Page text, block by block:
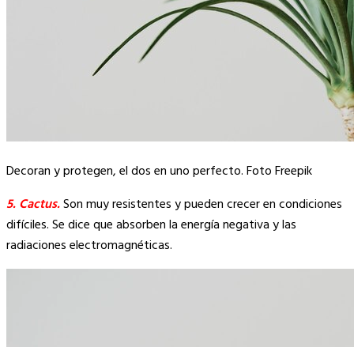
Decoran y protegen, el dos en uno perfecto. Foto Freepik
5. Cactus.Son muy resistentes y pueden crecer en condiciones
difíciles. Se dice que absorben la energía negativa y las
radiaciones electromagnéticas.